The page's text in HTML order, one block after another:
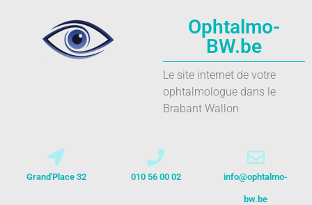
Ophtalmo-
BW.be
Le site internet de votre
ophtalmologue dans le
Brabant Wallon
Grand'Place 32 010 56 00 02 info@ophtalmo-
bw.be